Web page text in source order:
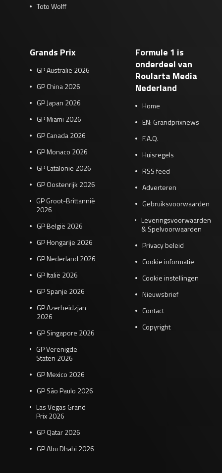
Toto Wolff
Grands Prix
GP Australië 2026
GP China 2026
GP Japan 2026
GP Miami 2026
GP Canada 2026
GP Monaco 2026
GP Catalonië 2026
GP Oostenrijk 2026
GP Groot-Brittannië
2026
GP België 2026
GP Hongarije 2026
GP Nederland 2026
GP Italië 2026
GP Spanje 2026
GP Azerbeidzjan
2026
GP Singapore 2026
GP Verenigde
Staten 2026
GP Mexico 2026
GP São Paulo 2026
Las Vegas Grand
Prix 2026
GP Qatar 2026
GP Abu Dhabi 2026
Formule 1 is
onderdeel van
Roularta Media
Nederland
Home
EN: Grandprixnews
F.A.Q.
Huisregels
RSS feed
Adverteren
Gebruiksvoorwaarden
Leveringsvoorwaarden
& Spelvoorwaarden
Privacy beleid
Cookie informatie
Cookie instellingen
Nieuwsbrief
Contact
Copyright